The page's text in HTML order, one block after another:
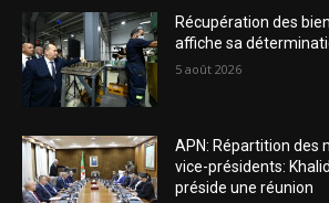
Récupération des
affiche sa
5 août 2026
APN: Répartition des
vice-présidents:
préside une réunion